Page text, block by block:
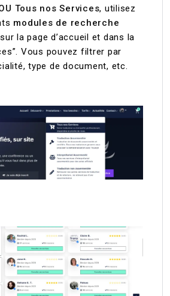
Tous nos Services, utilisez
modules de recherche
la page d’accueil et dans la
Vous pouvez filtrer par
type de document, etc.